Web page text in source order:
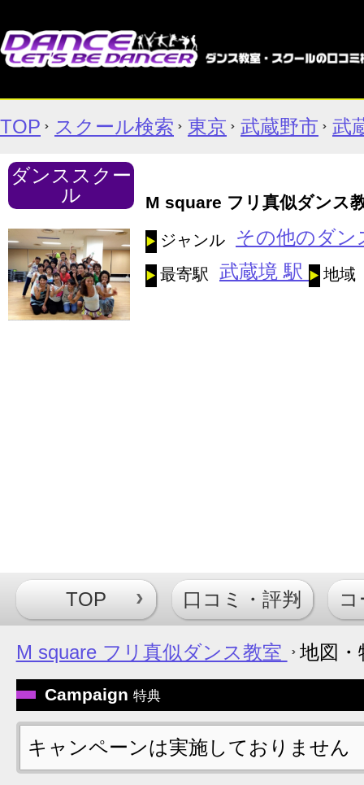
TOP スクール検索 東京 武蔵野市 武
ダンススクー
ル
M square フリ真似ダンス
ジャンル その他のダ
最寄駅 武蔵境 駅 地域
TOP 口コミ・評判
M square フリ真似ダンス教室 地図・
Campaign 特典
キャンペーンは実施しておりません